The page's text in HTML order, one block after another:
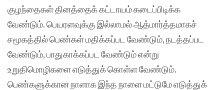
குழந்தைகள் தினத்தைக் கட்டாயம் கடைப்பிடிக்க
வேண்டும். பெயரளவுக்கு இல்லாமல் ஆத்மார்த்தமாகச்
சமூகத்தில் பெண்கள் மதிக்கப்பட வேண்டும், நடத்தப்பட
வேண்டும், பாதுகாக்கப்பட வேண்டும் என்று
உறுதிமொழிகளை எடுத்துக் கொள்ள வேண்டும்.
பெண்களுக்கான நாளாக இந்த நாளை மட்டுமே எடுத்துக்